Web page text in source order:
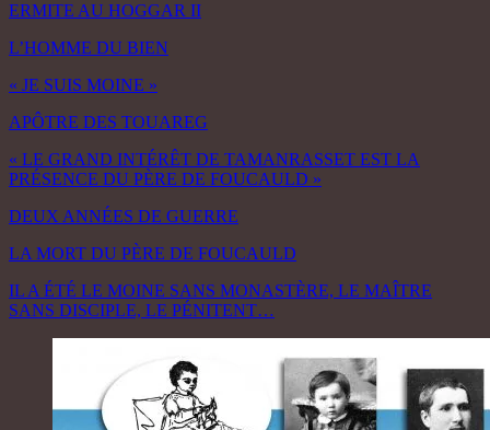
ERMITE AU HOGGAR II
L’HOMME DU BIEN
« JE SUIS MOINE »
APÔTRE DES TOUAREG
« LE GRAND INTÉRÊT DE TAMANRASSET EST LA
PRÉSENCE DU PÈRE DE FOUCAULD »
DEUX ANNÉES DE GUERRE
LA MORT DU PÈRE DE FOUCAULD
IL A ÉTÉ LE MOINE SANS MONASTÈRE, LE MAÎTRE
SANS DISCIPLE, LE PÉNITENT…